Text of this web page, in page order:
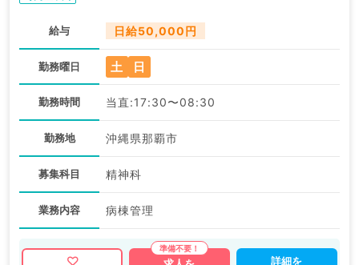
給与 日給50,000円
勤務曜日 土 日
勤務時間 当直:17:30〜08:30
勤務地 沖縄県那覇市
募集科目 精神科
業務内容 病棟管理
詳細を